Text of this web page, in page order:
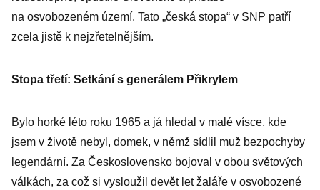
na osvobozeném území. Tato „česká stopa“ v SNP patří
zcela jistě k nejzřetelnějším.
Stopa třetí: Setkání s generálem Přikrylem
Bylo horké léto roku 1965 a já hledal v malé vísce, kde
jsem v životě nebyl, domek, v němž sídlil muž bezpochyby
legendární. Za Československo bojoval v obou světových
válkách, za což si vysloužil devět let žaláře v osvobozené